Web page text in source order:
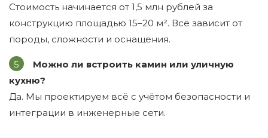
Стоимость начинается от 1,5 млн рублей за
конструкцию площадью 15–20 м². Всё зависит от
породы, сложности и оснащения.
Можно ли встроить камин или уличную
кухню?
Да. Мы проектируем всё с учётом безопасности и
интеграции в инженерные сети.